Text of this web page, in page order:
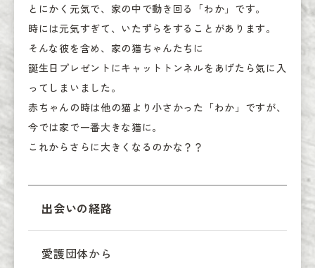
とにかく元気で、家の中で動き回る「わか」です。
時には元気すぎて、いたずらをすることがあります。
そんな彼を含め、家の猫ちゃんたちに
誕生日プレゼントにキャットトンネルをあげたら気に入
ってしまいました。
赤ちゃんの時は他の猫より小さかった「わか」ですが、
今では家で一番大きな猫に。
これからさらに大きくなるのかな？？
出会いの経路
愛護団体から